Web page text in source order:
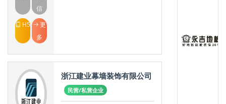
信
H5
更
多
浙江建业幕墙装饰有限公司
民营/私营企业